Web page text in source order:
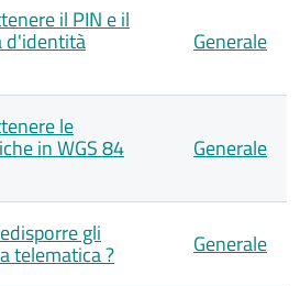
il PIN e il
d'identità Generale
le
in WGS 84 Generale
gli
telematica ? Generale